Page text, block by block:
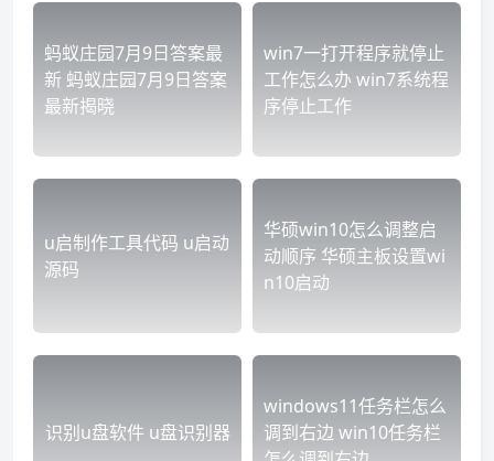
蚂蚁庄园7月9日答案最
新 蚂蚁庄园7月9日答案
最新揭晓
win7一打开程序就停止
工作怎么办 win7系统程
序停止工作
u启制作工具代码 u启动
源码
华硕win10怎么调整启
动顺序 华硕主板设置wi
n10启动
识别u盘软件 u盘识别器
windows11任务栏怎么
调到右边 win10任务栏